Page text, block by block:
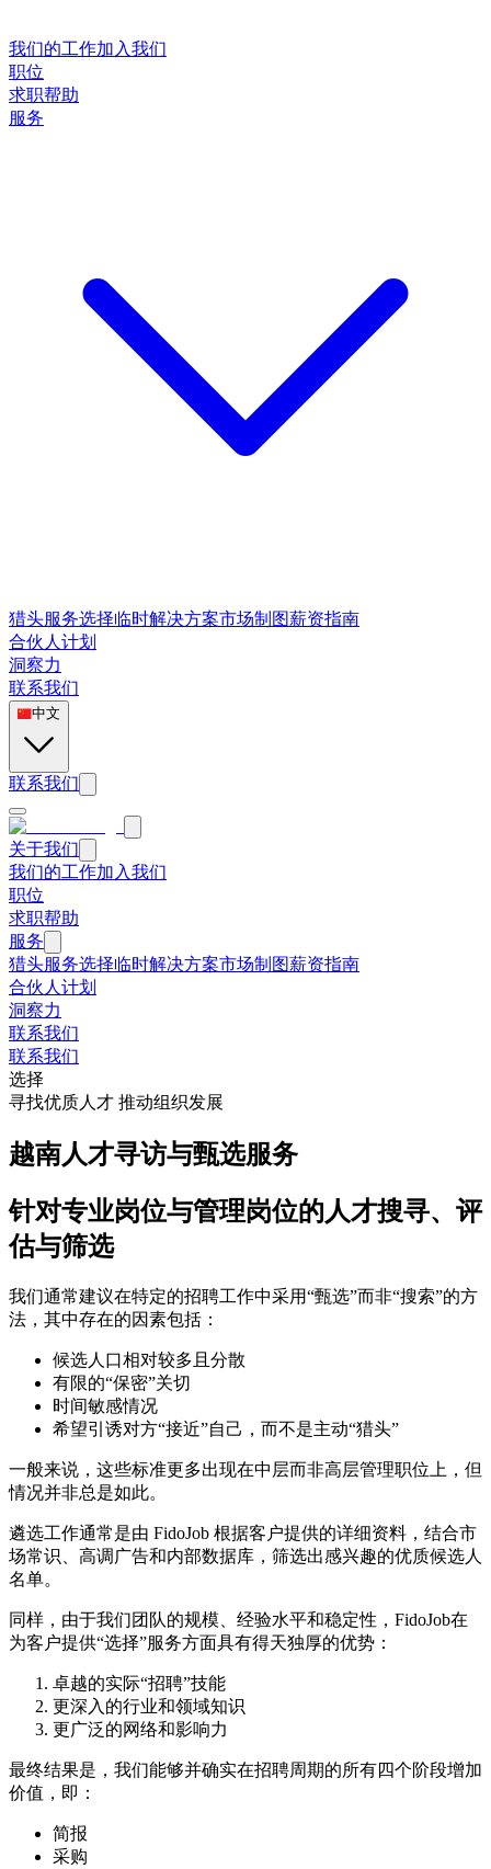
我们的工作加入我们
职位
求职帮助
服务
猎头服务选择临时解决方案市场制图薪资指南
合伙人计划
洞察力
联系我们
中文
联系我们
关于我们
我们的工作加入我们
职位
求职帮助
服务
猎头服务选择临时解决方案市场制图薪资指南
合伙人计划
洞察力
联系我们
联系我们
选择
寻找优质人才 推动组织发展
越南人才寻访与甄选服务
针对专业岗位与管理岗位的人才搜寻、评
估与筛选
我们通常建议在特定的招聘工作中采用“甄选”而非“搜索”的方
法，其中存在的因素包括：
候选人口相对较多且分散
有限的“保密”关切
时间敏感情况
希望引诱对方“接近”自己，而不是主动“猎头”
一般来说，这些标准更多出现在中层而非高层管理职位上，但
情况并非总是如此。
遴选工作通常是由 FidoJob 根据客户提供的详细资料，结合市
场常识、高调广告和内部数据库，筛选出感兴趣的优质候选人
名单。
同样，由于我们团队的规模、经验水平和稳定性，FidoJob在
为客户提供“选择”服务方面具有得天独厚的优势：
卓越的实际“招聘”技能
更深入的行业和领域知识
更广泛的网络和影响力
最终结果是，我们能够并确实在招聘周期的所有四个阶段增加
价值，即：
简报
采购